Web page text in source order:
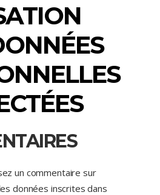
un commentaire sur
données inscrites dans